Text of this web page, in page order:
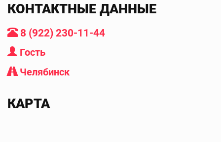
КОНТАКТНЫЕ ДАННЫЕ
8 (922) 230-11-44
Гость
Челябинск
КАРТА